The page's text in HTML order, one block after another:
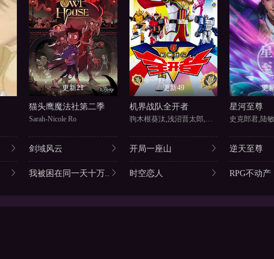
更新21
猫头鹰魔法社第二季
Sarah-Nicole Ro
更新49
机界战队全开者
驹木根葵汰,浅沼晋太郎,梶裕贵
更
星河至尊
史克郎君,陆
剑域风云 开局一座山 逆天至尊
我被困在同一天十万.. 时空恋人 RPG不动产